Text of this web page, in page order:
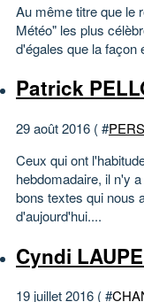
Au même titre que le
Météo" les plus
d'égales que la façon
Patrick
29 août 2016 ( #
Ceux qui ont
hebdomadaire, il n'y
bons textes qui nous
d'aujourd'hui....
Cyndi
19 juillet 2016 ( #